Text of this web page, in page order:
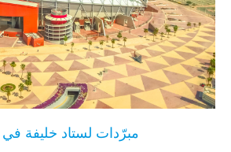
مبرّدات لستاد خليفة في قطر